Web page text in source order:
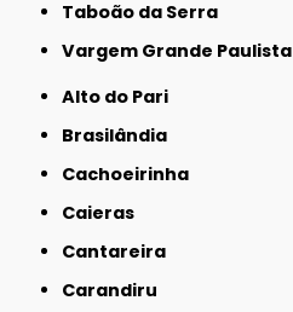
Taboão da Serra
Vargem Grande Paulista
Alto do Pari
Brasilândia
Cachoeirinha
Caieras
Cantareira
Carandiru